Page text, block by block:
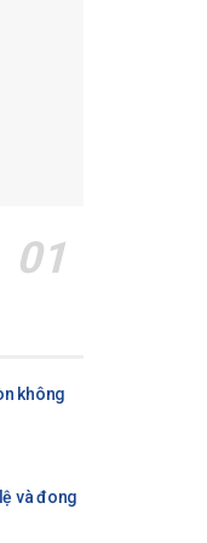
không
và đong